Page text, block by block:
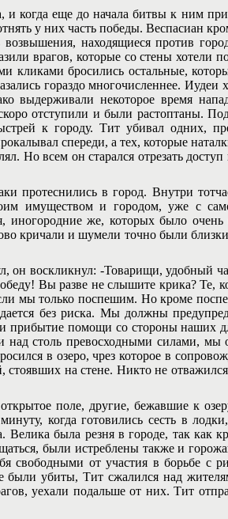
когда еще до начала битвы к ним
у них часть победы. Веспасиан
находящиеся против
врагов, которые со стены хотели
кликами бросились остальные,
гораздо многочисленнее. Иудеи
выдерживали некоторое время
отступили и были растоптаны.
к городу. Тит убивал одних,
спереди, а тех, которые
Но всем он старался отрезать доступ
протеснились в город. Внутри
имуществом и городом, уже с
иногородние же, которых было очень
кричали и шумели точно были
он воскликнул: -Товарищи, удобный
Вы разве не слышите крика? Те,
мы только поспешим. Но кроме
без риска. Мы должны
прибытие помощи со стороны наших
столь превосходными силами, мы
в озеро, чрез которое в
на стене. Никто не
поле, другие, бежавшие к
когда готовились сесть в
Велика была резня в городе, так как
были истреблены также и
свободными от участия в борьбе с
были убиты, Тит сжалился над
уехали подальше от них. Тит